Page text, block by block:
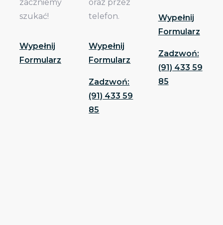
zaczniemy
szukać!
Wypełnij
Formularz
oraz przez
telefon.
Wypełnij
Formularz
Zadzwoń:
(91) 433 59
85
Wypełnij
Formularz
Zadzwoń:
(91) 433 59
85